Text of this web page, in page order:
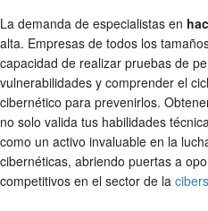
La demanda de especialistas en
alta. Empresas de todos los
capacidad de realizar pruebas de
vulnerabilidades y comprender el
cibernético para prevenirlos.
no solo valida tus habilidades
como un activo invaluable en la
cibernéticas, abriendo puertas a
competitivos en el sector de la